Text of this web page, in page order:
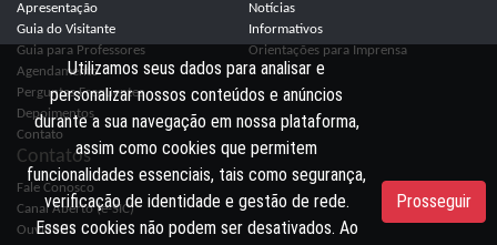
Apresentação
Guia do Visitante
Guia para Professores
Agendamento
Perguntas Frequentes
Depoimentos
Contato
Notícias
Informativos
Orientações para Imprensa
Contatos
Fale Conosco
Canal Aberto (e-SIC)
Ouvidoria
Utilizamos seus dados para analisar e
personalizar nossos conteúdos e anúncios
durante a sua navegação em nossa plataforma,
assim como cookies que permitem
funcionalidades essenciais, tais como segurança,
verificação de identidade e gestão de rede.
Esses cookies não podem ser desativados. Ao
Prosseguir